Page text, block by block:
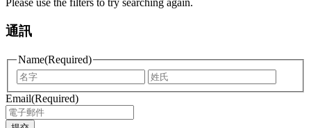
Please use the filters to try searching again.
通訊
Name(Required)
First
name
name
Email(Required)